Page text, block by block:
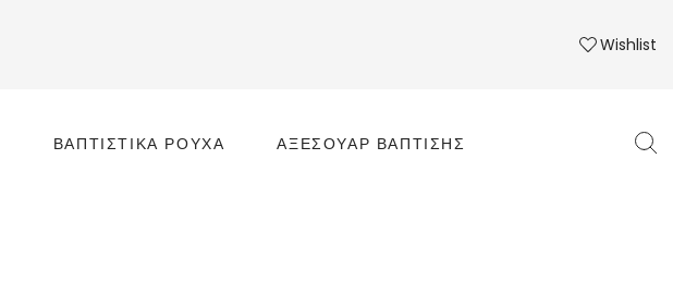
Wishlist
ΒΑΠΤΙΣΤΙΚΆ ΡΟΎΧΑ ΑΞΕΣΟΥΆΡ ΒΆΠΤΙΣΗΣ